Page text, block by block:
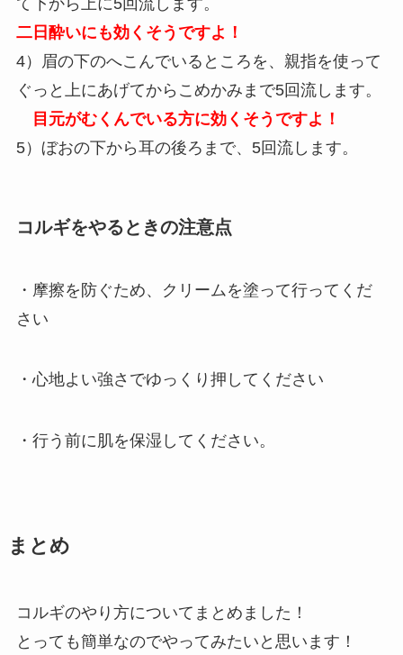
て下から上に5回流します。
二日酔いにも効くそうですよ！
4）眉の下のへこんでいるところを、親指を使って
ぐっと上にあげてからこめかみまで5回流します。
目元がむくんでいる方に効くそうですよ！
5）ぼおの下から耳の後ろまで、5回流します。
コルギをやるときの注意点
・摩擦を防ぐため、クリームを塗って行ってくだ
さい
・心地よい強さでゆっくり押してください
・行う前に肌を保湿してください。
まとめ
コルギのやり方についてまとめました！
とっても簡単なのでやってみたいと思います！